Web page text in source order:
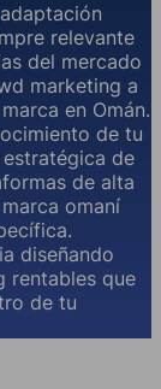
relevante
del mercado
marketing a
en Omán.
de tu
de
de alta
omaní
diseñando
rentables que
de tu